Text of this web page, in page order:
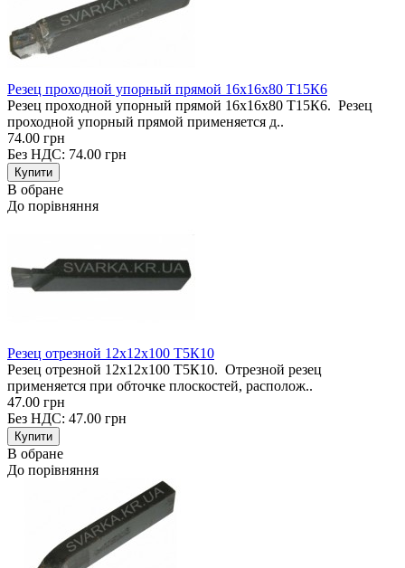
Резец проходной упорный прямой 16х16х80 Т15К6
Резец проходной упорный прямой 16х16х80 Т15К6. Резец
проходной упорный прямой применяется д..
74.00 грн
Без НДС: 74.00 грн
В обране
До порівняння
Резец отрезной 12х12х100 Т5К10
Резец отрезной 12х12х100 Т5К10. Отрезной резец
применяется при обточке плоскостей, располож..
47.00 грн
Без НДС: 47.00 грн
В обране
До порівняння